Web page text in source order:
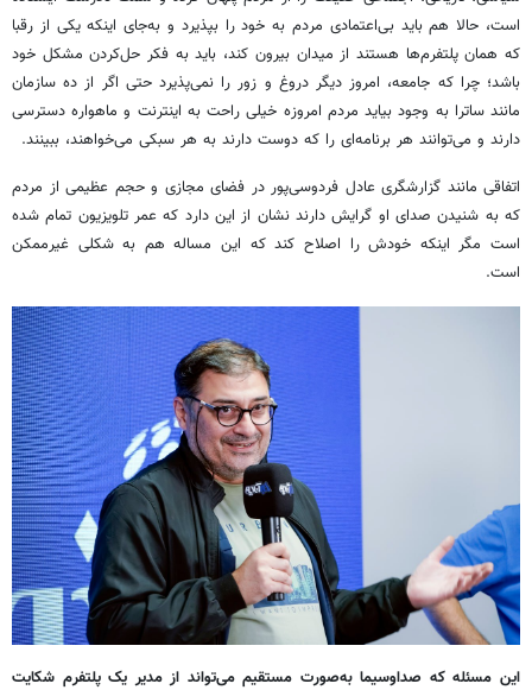
است، حالا هم باید بی‌اعتمادی مردم به خود را بپذیرد و به‌جای اینکه یکی از رقبا
که همان پلتفرم‌ها هستند از میدان بیرون کند، باید به فکر حل‌کردن مشکل خود
باشد؛ چرا که جامعه، امروز دیگر دروغ و زور را نمی‌پذیرد حتی اگر از ده سازمان
مانند ساترا به وجود بیاید مردم امروزه خیلی راحت به اینترنت و ماهواره دسترسی
دارند و می‌توانند هر برنامه‌ای را که دوست دارند به هر سبکی می‌خواهند، ببینند.
اتفاقی مانند گزارشگری عادل فردوسی‌پور در فضای مجازی و حجم عظیمی از مردم
که به شنیدن صدای او گرایش دارند نشان از این دارد که عمر تلویزیون تمام شده
است مگر اینکه خودش را اصلاح کند که این مساله هم به شکلی غیرممکن
است.
این مسئله که صداوسیما به‌صورت مستقیم می‌تواند از مدیر یک پلتفرم شکایت